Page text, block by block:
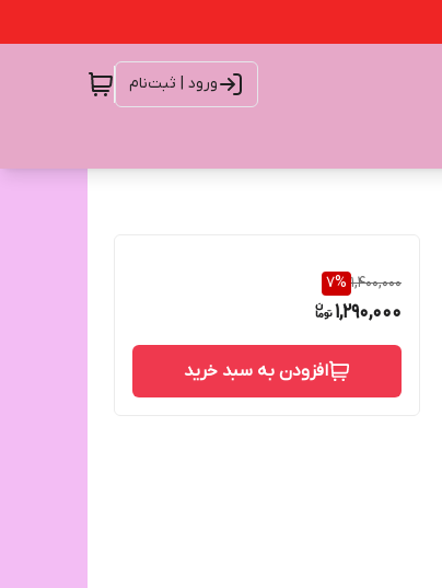
ورود | ثبت‌نام
1,400,000
7%
1,290,000
افزودن به سبد خرید